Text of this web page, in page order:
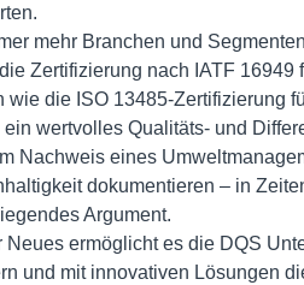
mehr Branchen und
Zertifizierung nach IATF
wie die ISO 13485-Zertifizierung
wertvolles Qualitäts- und
Nachweis eines
dokumentieren – in
Argument.
Neues ermöglicht es die DQS
und mit innovativen Lösungen